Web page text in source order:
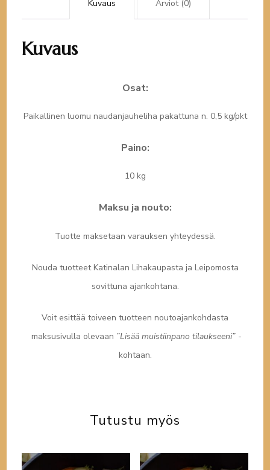
määrä
Kuvaus Arviot (0)
Kuvaus
Osat:
Paikallinen luomu naudanjauheliha pakattuna n. 0,5 kg/pkt
Paino:
10 kg
Maksu ja nouto:
Tuotte maksetaan varauksen yhteydessä.
Nouda tuotteet Katinalan Lihakaupasta ja Leipomosta
sovittuna ajankohtana.
Voit esittää toiveen tuotteen noutoajankohdasta
maksusivulla olevaan ”Lisää muistiinpano tilaukseeni”-
kohtaan.
Tutustu myös